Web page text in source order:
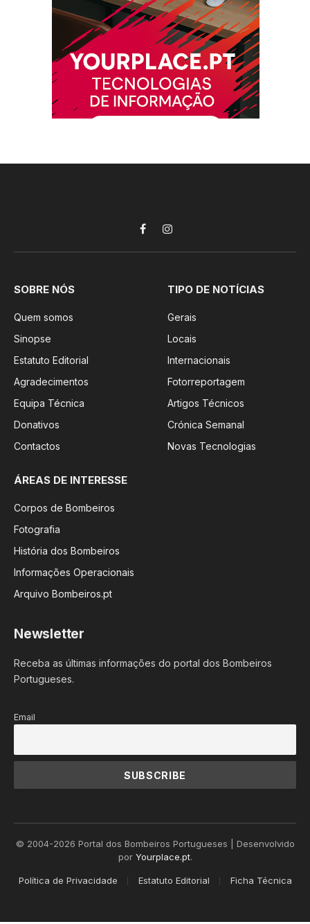
FacebookInstagram
SOBRE NÓS
Quem somos
Sinopse
Estatuto Editorial
Agradecimentos
Equipa Técnica
Donativos
Contactos
TIPO DE NOTÍCIAS
Gerais
Locais
Internacionais
Fotorreportagem
Artigos Técnicos
Crónica Semanal
Novas Tecnologias
ÁREAS DE INTERESSE
Corpos de Bombeiros
Fotografia
História dos Bombeiros
Informações Operacionais
Arquivo Bombeiros.pt
Newsletter
Receba as últimas informações do portal dos Bombeiros
Portugueses.
Email
© 2004-2026 Portal dos Bombeiros Portugueses | Desenvolvido
por Yourplace.pt.
Política de Privacidade Estatuto Editorial Ficha Técnica